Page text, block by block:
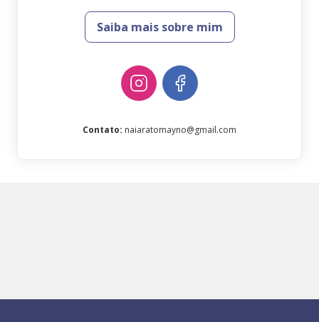
Saiba mais sobre mim
Contato: naiaratomayno@gmail.com